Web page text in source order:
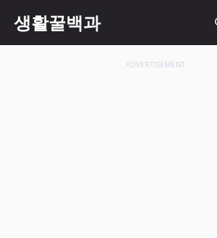
생활꿀백과
ADVERTISEMENT